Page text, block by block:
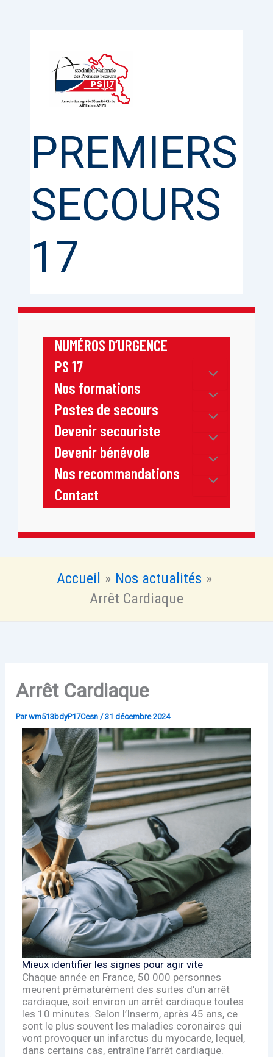
PREMIERS
SECOURS
17
NUMÉROS D’URGENCE
PS 17
Nos formations
Postes de secours
Devenir secouriste
Devenir bénévole
Nos recommandations
Contact
Accueil
Nos actualités
Arrêt Cardiaque
Arrêt Cardiaque
Parwm513bdyP17Cesn /31 décembre 2024
Mieux identifier les signes pour agir vite
Chaque année en France, 50 000 personnes
meurent prématurément des suites d’un arrêt
cardiaque, soit environ un arrêt cardiaque toutes
les 10 minutes. Selon l’Inserm, après 45 ans, ce
sont le plus souvent les maladies coronaires qui
vont provoquer un infarctus du myocarde, lequel,
dans certains cas, entraîne l’arrêt cardiaque.